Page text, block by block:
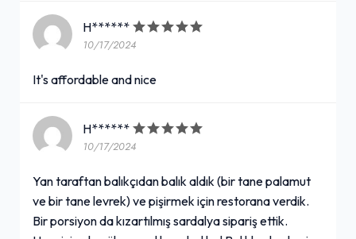
H******
10/17/2024
It's affordable and nice
H******
10/17/2024
Yan taraftan balıkçıdan balık aldık (bir tane palamut
ve bir tane levrek) ve pişirmek için restorana verdik.
Bir porsiyon da kızartılmış sardalya sipariş ettik.